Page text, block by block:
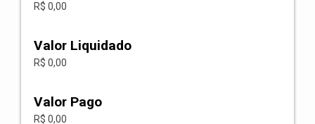
R$ 0,00
Valor Liquidado
R$ 0,00
Valor Pago
R$ 0,00